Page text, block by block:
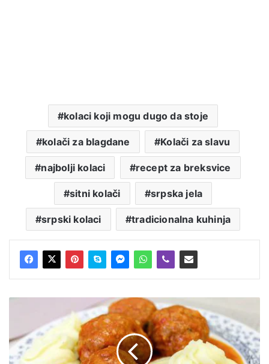
kolaci koji mogu dugo da stoje
kolači za blagdane Kolači za slavu
najbolji kolaci recept za breksvice
sitni kolači srpska jela
srpski kolaci tradicionalna kuhinja
paradajz
sosu